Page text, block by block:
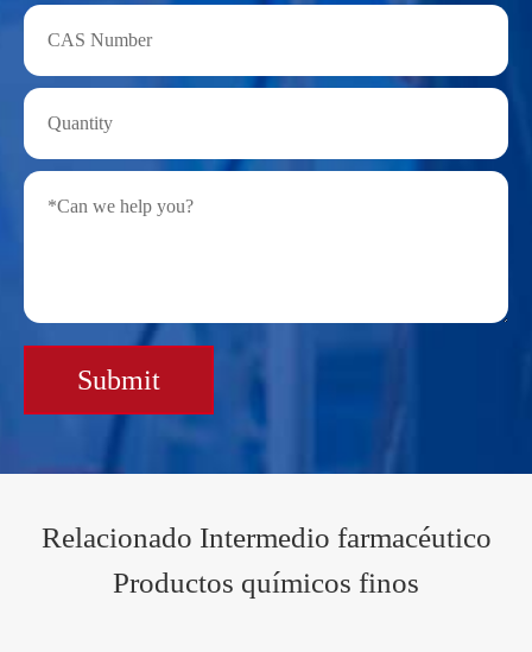
Submit
Relacionado Intermedio farmacéutico
Productos químicos finos